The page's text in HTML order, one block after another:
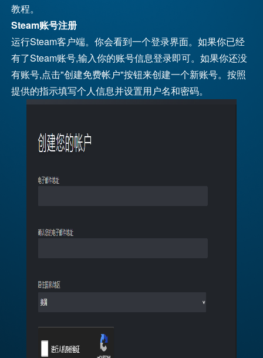
教程。
Steam账号注册
运行Steam客户端。你会看到一个登录界面。如果你已经
有了Steam账号,输入你的账号信息登录即可。如果你还没
有账号,点击"创建免费帐户"按钮来创建一个新账号。按照
提供的指示填写个人信息并设置用户名和密码。